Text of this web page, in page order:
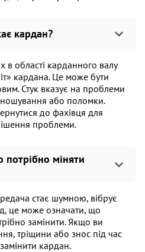
кардан?
в області карданного валу
кардана. Це може бути
Стук вказує на проблеми
або поломки.
до фахівця для
проблеми.
потрібно міняти
стає шумною, вібрує
це може означати, що
замінити. Якщо ви
тріщини або знос під час
кардан.